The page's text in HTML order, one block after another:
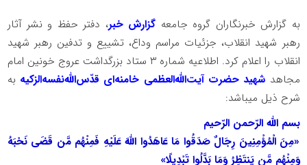
به گزارش خبرنگاران گروه جامعه گزارش خبر، دفتر حفظ و نشر آثار
رهبر شهید انقلاب،‌ جزئیات مراسم وداع، تشییع و تدفین رهبر شهید
انقلاب را اعلام کرد. اطلاعیه شماره ۳ ستاد بزرگداشت عروج خونین امام
مجاهد شهید حضرت آیت‌الله‌العظمی خامنه‌ای‌ قدّس‌الله‌نفسه‌الزکیه به
شرح ذیل میباشد:
بسم الله الرّحمن الرّحیم
«مِنَ الْمُؤْمِنِینَ رِجَالٌ صَدَقُوا مَا عَاهَدُوا اللَّهَ عَلَیْهِ فَمِنْهُم مَّن قَضَى نَحْبَهُ
وَمِنْهُم مَّن یَنتَظِرُ وَمَا بَدَّلُوا تَبْدِیلًا»